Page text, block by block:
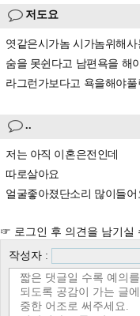
저도요
엿같은시가놈 시가놈위해
숨을 못쉰다고 남편욕을 해
라그런가보다고 욕을해야
..
저는 아직 이혼은전인데
따로살아요
얼굴좋아졌단소리 많이들어
☞ 로그인 후 의견을 남기실
작성자 :